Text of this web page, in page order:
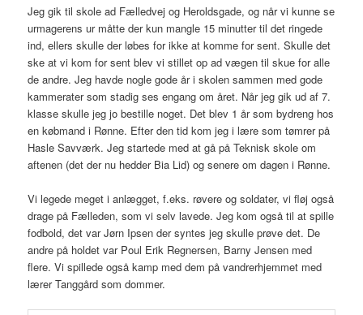
Jeg gik til skole ad Fælledvej og Heroldsgade, og når vi kunne se
urmagerens ur måtte der kun mangle 15 minutter til det ringede
ind, ellers skulle der løbes for ikke at komme for sent. Skulle det
ske at vi kom for sent blev vi stillet op ad vægen til skue for alle
de andre. Jeg havde nogle gode år i skolen sammen med gode
kammerater som stadig ses engang om året. Når jeg gik ud af 7.
klasse skulle jeg jo bestille noget. Det blev 1 år som bydreng hos
en købmand i Rønne. Efter den tid kom jeg i lære som tømrer på
Hasle Savværk. Jeg startede med at gå på Teknisk skole om
aftenen (det der nu hedder Bia Lid) og senere om dagen i Rønne.
Vi legede meget i anlægget, f.eks. røvere og soldater, vi fløj også
drage på Fælleden, som vi selv lavede. Jeg kom også til at spille
fodbold, det var Jørn Ipsen der syntes jeg skulle prøve det. De
andre på holdet var Poul Erik Regnersen, Barny Jensen med
flere. Vi spillede også kamp med dem på vandrerhjemmet med
lærer Tanggård som dommer.